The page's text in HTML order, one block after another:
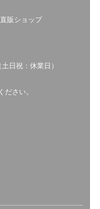
販ショップ
日祝：休業日）
ださい。